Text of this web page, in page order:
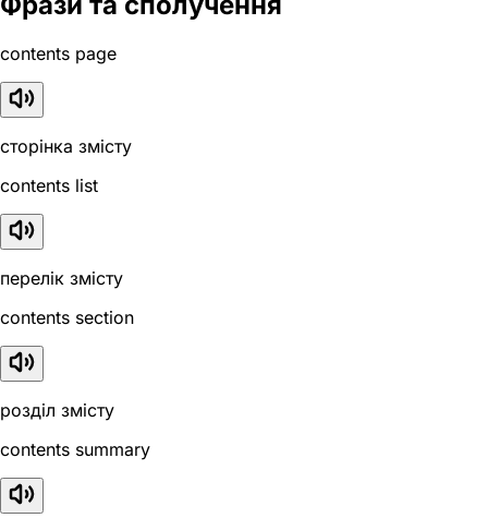
contents page
сторінка змісту
contents list
перелік змісту
contents section
розділ змісту
contents summary